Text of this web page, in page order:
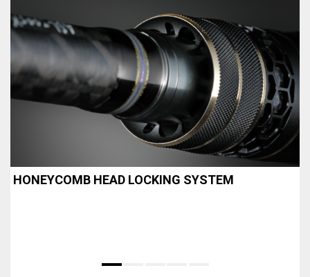
HONEYCOMB HEAD LOCKING SYSTEM